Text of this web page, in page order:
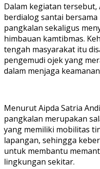
Dalam kegiatan tersebut,
berdialog santai
pangkalan sekaligus
himbauan kamtibmas.
tengah masyarakat itu
pengemudi ojek yang
dalam menjaga
Menurut Aipda Satria
pangkalan merupakan
yang memiliki mobilitas
lapangan, sehingga
untuk membantu
lingkungan sekitar.